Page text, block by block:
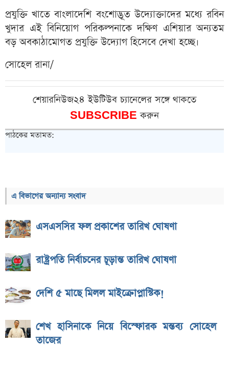
প্রযুক্তি খাতে বাংলাদেশি বংশোদ্ভূত উদ্যোক্তাদের মধ্যে রবিন
খুদার এই বিনিয়োগ পরিকল্পনাকে দক্ষিণ এশিয়ার অন্যতম
বড় অবকাঠামোগত প্রযুক্তি উদ্যোগ হিসেবে দেখা হচ্ছে।
সোহেল রানা/
শেয়ারনিউজ২৪ ইউটিউব চ্যানেলের সঙ্গে থাকতে
SUBSCRIBEকরুন
পাঠকের মতামত:
এ বিভাগের অন্যান্য সংবাদ
এসএসসির ফল প্রকাশের তারিখ ঘোষণা
রাষ্ট্রপতি নির্বাচনের চূড়ান্ত তারিখ ঘোষণা
দেশি ৫ মাছে মিলল মাইক্রোপ্লাস্টিক!
শেখ হাসিনাকে নিয়ে বিস্ফোরক মন্তব্য সোহেল
তাজের